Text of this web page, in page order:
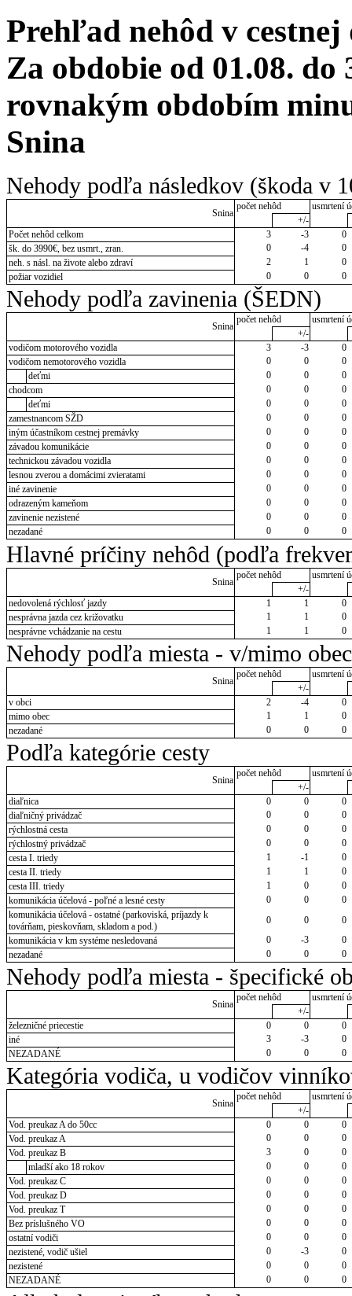
Prehľad nehôd v cestnej
Za obdobie od 01.08. do
rovnakým obdobím
Snina
Nehody podľa následkov (škoda v
Snina
počet nehôd
usmrtení
+/-
Počet nehôd celkom
3 -3
0
šk. do 3990€, bez usmrt., zran.
0 -4
0
neh. s násl. na živote alebo zdraví
2 1
0
požiar vozidiel
0 0 0
Nehody podľa zavinenia (ŠEDN)
Snina
počet nehôd
usmrtení
+/-
vodičom motorového vozidla
3 -3
0
vodičom nemotorového vozidla
0 0
0
deťmi
0 0
0
chodcom
0 0
0
deťmi
0 0
0
zamestnancom SŽD
0 0
0
iným účastníkom cestnej premávky
0 0
0
závadou komunikácie
0 0
0
technickou závadou vozidla
0 0
0
lesnou zverou a domácimi zvieratami
0 0
0
iné zavinenie
0 0
0
odrazeným kameňom
0 0
0
zavinenie nezistené
0 0
0
nezadané
0 0 0
Hlavné príčiny nehôd (podľa
Snina
počet nehôd
usmrtení
+/-
nedovolená rýchlosť jazdy
1 1
0
nesprávna jazda cez križovatku
1 1
0
nesprávne vchádzanie na cestu
1 1 0
Nehody podľa miesta - v/mimo obec
Snina
počet nehôd
usmrtení
+/-
v obci
2 -4
0
mimo obec
1 1
0
nezadané
0 0 0
Podľa kategórie cesty
Snina
počet nehôd
usmrtení
+/-
diaľnica
0 0
0
diaľničný privádzač
0 0
0
rýchlostná cesta
0 0
0
rýchlostný privádzač
0 0
0
cesta I. triedy
1 -1
0
cesta II. triedy
1 1
0
cesta III. triedy
1 0
0
komunikácia účelová - poľné a lesné cesty
0 0
0
komunikácia účelová - ostatné (parkoviská, príjazdy k
továrňam, pieskovňam, skladom a pod.)
0 0
0
komunikácia v km systéme nesledovaná
0 -3
0
nezadané
0 0 0
Nehody podľa miesta - špecifické
Snina
počet nehôd
usmrtení
+/-
železničné priecestie
0 0
0
iné
3 -3
0
NEZADANÉ
0 0 0
Kategória vodiča, u vodičov
Snina
počet nehôd
usmrtení
+/-
Vod. preukaz A do 50cc
0 0
0
Vod. preukaz A
0 0
0
Vod. preukaz B
3 0
0
mladší ako 18 rokov
0 0
0
Vod. preukaz C
0 0
0
Vod. preukaz D
0 0
0
Vod. preukaz T
0 0
0
Bez príslušného VO
0 0
0
ostatní vodiči
0 0
0
nezistené, vodič ušiel
0 -3
0
nezistené
0 0
0
NEZADANÉ
0 0 0